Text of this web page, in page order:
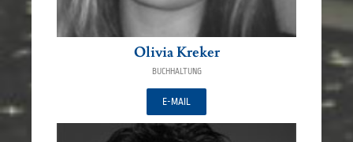
Olivia Kreker
BUCHHALTUNG
E-MAIL